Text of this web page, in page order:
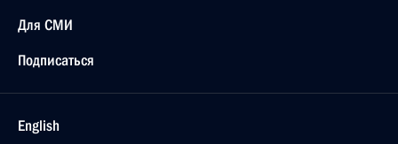
Для СМИ
Подписаться
English